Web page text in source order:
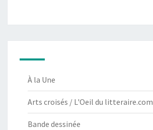
À la Une
Arts croisés / L'Oeil du litteraire.com
Bande dessinée